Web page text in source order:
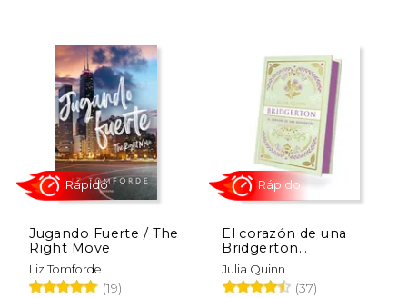
Rápido Rápido
Jugando Fuerte / The
Right Move
Liz Tomforde
(19)
El corazón de una
Bridgerton
(Bridgerton 6) -
Edición coleccionista
Julia Quinn
(37)